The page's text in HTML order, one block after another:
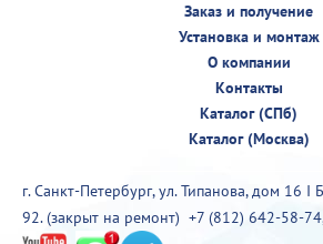
Заказ и получение
Установка и монтаж
О компании
Контакты
Каталог (СПб)
Каталог (Москва)
г. Санкт-Петербург, ул. Типанова, дом 16 I
92. (закрыт на ремонт) +7 (812) 642-58-74